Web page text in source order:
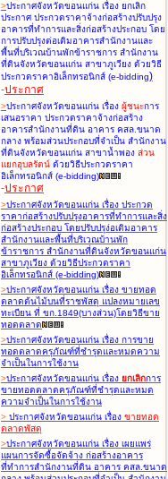
>ประกาศจังหวัดขอนแก่น เรื่อง ยกเลิก
ประกาศ ประกวดราคาจ้างก่อสร้างปรับปรุง
อาคารที่ทำการและสิ่งก่อสร้างประกอบ โดย
การปรับปรุงต่อเติมอาคารสำนักงานและ
พื้นที่บริเวณบ้านพักข้าราชการ สำนักงาน
ที่ดินจังหวัดขอนแก่น สาขาภูเวียง ด้วยวิธี
ประกวดราคาอิเล็กทรอนิกส์ (e-bidding)
-ประกาศ
>ประกาศจังหวัดขอนแก่น เรื่อง ผู้ชนะการ
เสนอราคา ประกวดราคาจ้างก่อสร้าง
อาคารสำนักงานที่ดิน อาคาร คสล.ขนาด
กลาง พร้อมส่วนประกอบที่จำเป็น สำนักงาน
ที่ดินจังหวัดขอนแก่น สาขาน้ำพอง ส่วน
แยกอุบลรัตน์ ด้วยวิธีประกวดราคา
อิเล็กทรอนิกส์ (e-bidding)
-ประกาศ
>ประกาศจังหวัดขอนแก่น เรื่อง ประกวด
ราคาก่อสร้างปรับปรุงอาคารที่ทำการและสิ่ง
ก่อสร้างประกอบ โดยปรับปรุง่อเติมอาคาร
สำนักงานและพื้นที่บริเวณบ้านพัก
ข้าราชการ สำนักงานที่ดินจังหวัดขอนแก่น
สาขาภูเวียง ด้วยวิธีประกวดราคา
อิเล็กทรอนิกส์ (e-bidding)
>ประกาศจังหวัดขอนแก่น เรื่อง ขายทอด
ตลาดต้นไม้บนที่ราชพัสดุ แปลงหมายเลข
ทะเบียน ที่ ขก.1849(บางส่วน)โดยวิธีขาย
ทอดตลาด
>ประกาศจังหวัดขอนแก่น เรื่อง การขาย
ทอดตลาดครุภัณฑ์ที่ชำรุดและหมดความ
จำเป็นในการใช้งาน
>ประกาศจังหวัดขอนแก่น เรื่อง ยกเลิกการ
ขายทอดตลาดครุภัณฑ์ที่ชำรุดและหมด
ความจำเป็นในการใช้งาน
> ประกาศจังหวัดขอนแก่น เรื่อง ขายทอด
ตลาดพัสดุ
>ประกาศจังหวัดขอนแก่น เรื่อง เผยแพร่
แผนการจัดซื้อจัดจ้าง ก่อสร้างอาคาร
ที่ทำการสำนักงานที่ดิน อาคาร คสล.ขนาด